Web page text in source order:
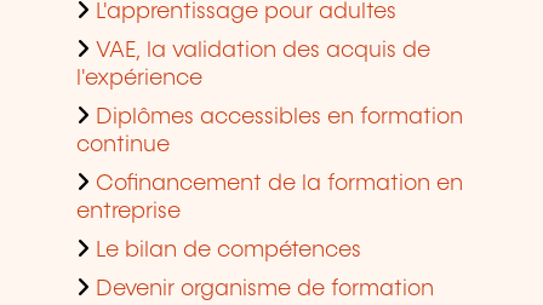
L'apprentissage pour adultes
VAE, la validation des acquis de
l'expérience
Diplômes accessibles en formation
continue
Cofinancement de la formation en
entreprise
Le bilan de compétences
Devenir organisme de formation